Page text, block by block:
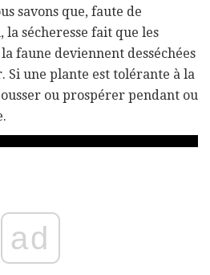
savons que, faute de
sécheresse fait que les
faune deviennent desséchées
Si une plante est tolérante à la
ou prospérer pendant ou
ad